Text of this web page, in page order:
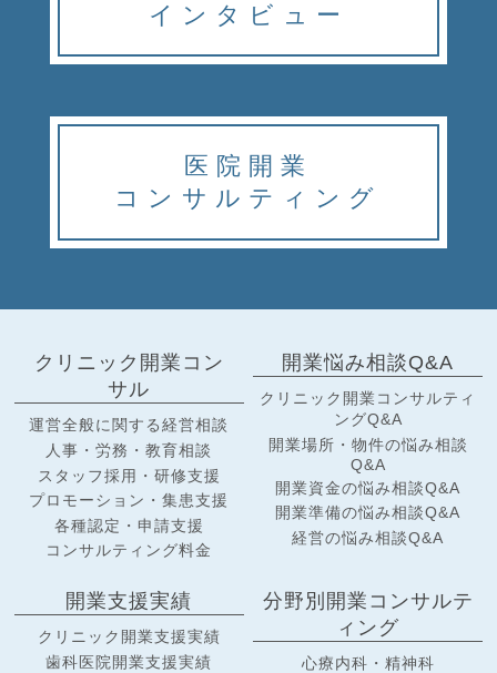
インタビュー
医院開業
コンサルティング
クリニック開業コン
サル
運営全般に関する経営相談
人事・労務・教育相談
スタッフ採用・研修支援
プロモーション・集患支援
各種認定・申請支援
コンサルティング料金
開業悩み相談Q&A
クリニック開業コンサルティ
ングQ&A
開業場所・物件の悩み相談
Q&A
開業資金の悩み相談Q&A
開業準備の悩み相談Q&A
経営の悩み相談Q&A
開業支援実績
クリニック開業支援実績
歯科医院開業支援実績
分野別開業コンサルテ
ィング
心療内科・精神科